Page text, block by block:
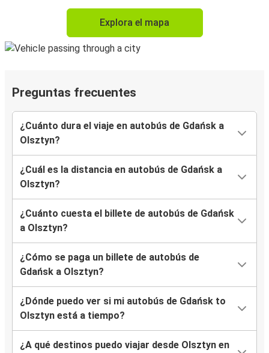
Explora el mapa
Preguntas frecuentes
¿Cuánto dura el viaje en autobús de Gdańsk a
Olsztyn?
¿Cuál es la distancia en autobús de Gdańsk a
Olsztyn?
¿Cuánto cuesta el billete de autobús de Gdańsk
a Olsztyn?
¿Cómo se paga un billete de autobús de
Gdańsk a Olsztyn?
¿Dónde puedo ver si mi autobús de Gdańsk to
Olsztyn está a tiempo?
¿A qué destinos puedo viajar desde Olsztyn en